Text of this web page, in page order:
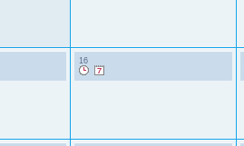
16